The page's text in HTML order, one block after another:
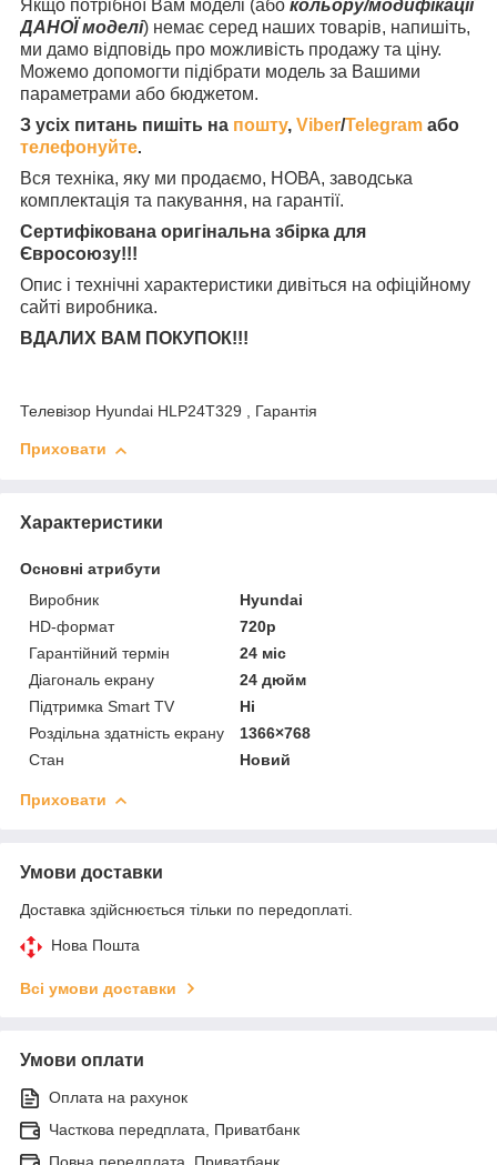
Якщо потрібної Вам моделі (або кольору/модифікації
ДАНОЇ моделі) немає серед наших товарів, напишіть,
ми дамо відповідь про можливість продажу та ціну.
Можемо допомогти підібрати модель за Вашими
параметрами або бюджетом.
З усіх питань пишіть на пошту, Viber/Telegram або
телефонуйте.
Вся техніка, яку ми продаємо, НОВА, заводська
комплектація та пакування, на гарантії.
Сертифікована оригінальна збірка для
Євросоюзу!!!
Опис і технічні характеристики дивіться на офіційному
сайті виробника.
ВДАЛИХ ВАМ ПОКУПОК!!!
Телевізор Hyundai HLP24T329 , Гарантія
Приховати
Характеристики
Основні атрибути
Виробник
Hyundai
HD-формат
720р
Гарантійний термін
24 міс
Діагональ екрану
24 дюйм
Підтримка Smart TV
Ні
Роздільна здатність екрану
1366×768
Стан
Новий
Приховати
Умови доставки
Доставка здійснюється тільки по передоплаті.
Нова Пошта
Всі умови доставки
Умови оплати
Оплата на рахунок
Часткова передплата, Приватбанк
Повна передплата, Приватбанк